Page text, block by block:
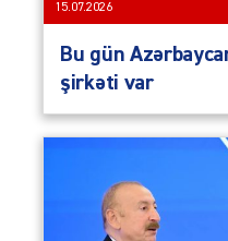
15.07.2026
Bu gün
şirkəti var